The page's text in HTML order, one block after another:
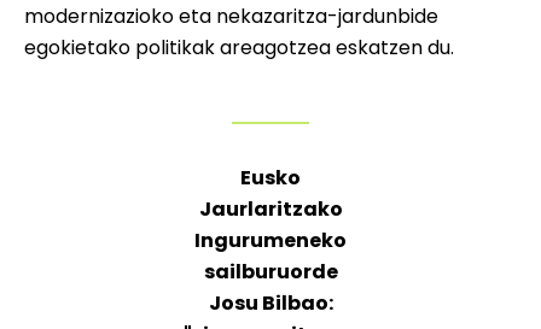
modernizazioko eta nekazaritza-jardunbide
egokietako politikak areagotzea eskatzen du.
Eusko
Jaurlaritzako
Ingurumeneko
sailburuorde
Josu Bilbao: